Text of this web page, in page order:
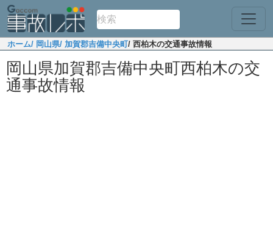
ホーム/ 岡山県/ 加賀郡吉備中央町/ 西柏木の交通事故情報
岡山県加賀郡吉備中央町西柏木の交
通事故情報